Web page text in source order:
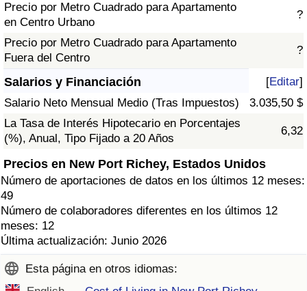
Precio por Metro Cuadrado para Apartamento
en Centro Urbano
?
Precio por Metro Cuadrado para Apartamento
Fuera del Centro
?
Salarios y Financiación [Editar]
Salario Neto Mensual Medio (Tras Impuestos)
3.035,50 $
La Tasa de Interés Hipotecario en Porcentajes
(%), Anual, Tipo Fijado a 20 Años
6,32
Precios en New Port Richey, Estados Unidos
Número de aportaciones de datos en los últimos 12 meses:
49
Número de colaboradores diferentes en los últimos 12
meses: 12
Última actualización: Junio 2026
Esta página en otros idiomas: